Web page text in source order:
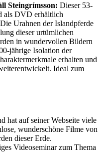
Steingrímsson: Dieser 53-
als DVD erhältlich
Urahnen der Islandpferde
dieser urtümlichen
in wundervollen Bildern
jährige Isolation der
erhalten und
Ideal zum
hat auf seiner Webseite viele
wunderschöne Filme von
dieser Erde.
Videoseminar zum Thema